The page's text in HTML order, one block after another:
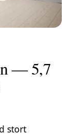
— 5,7
stort